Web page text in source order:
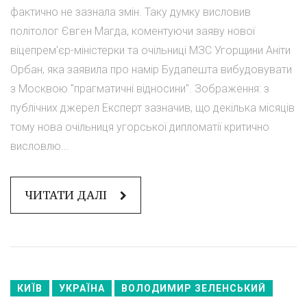
фактично не зазнала змін. Таку думку висловив
політолог Євген Магда, коментуючи заяву нової
віцепрем'єр-міністерки та очільниці МЗС Угорщини Аніти
Орбан, яка заявила про намір Будапешта вибудовувати
з Москвою "прагматичні відносини". Зображення: з
публічних джерел Експерт зазначив, що декілька місяців
тому нова очільниця угорської дипломатії критично
висловлю...
ЧИТАТИ ДАЛІ
КИЇВ УКРАЇНА ВОЛОДИМИР ЗЕЛЕНСЬКИЙ